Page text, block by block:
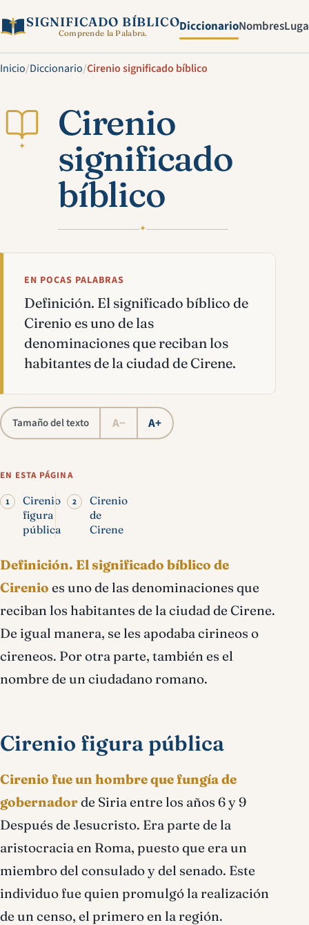
SIGNIFICADO BÍBLICO
Comprende la Palabra. DiccionarioNombres
Inicio/Diccionario/Cirenio significado bíblico
✦
Cirenio
significado
bíblico
✦
EN POCAS PALABRAS
Definición. El significado bíblico de
Cirenio es uno de las
denominaciones que reciban los
habitantes de la ciudad de Cirene.
Tamaño del texto A− A+
EN ESTA PÁGINA
Cirenio
figura
pública
Cirenio
de
Cirene
Definición. El significado bíblico de
Cirenio es uno de las denominaciones que
reciban los habitantes de la ciudad de Cirene.
De igual manera, se les apodaba cirineos o
cireneos. Por otra parte, también es el
nombre de un ciudadano romano.
Cirenio figura pública
Cirenio fue un hombre que fungía de
gobernadorde Siria entre los años 6 y 9
Después de Jesucristo. Era parte de la
aristocracia en Roma, puesto que era un
miembro del consulado y del senado. Este
individuo fue quien promulgó la realización
de un censo, el primero en la región.